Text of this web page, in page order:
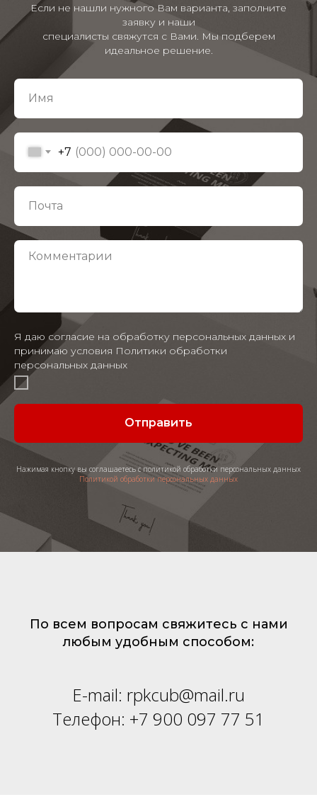
Если не нашли нужного Вам варианта, заполните
заявку и наши
специалисты свяжутся с Вами. Мы подберем
идеальное решение.
+7
Я даю согласие на обработку персональных данных и
принимаю условия Политики обработки
персональных данных
Отправить
Нажимая кнопку вы соглашаетесь с политикой обработки персональных данных
Политикой обработки персональных данных
По всем вопросам свяжитесь с нами
любым удобным способом:
E-mail: rpkcub@mail.ru
Телефон: +7 900 097 77 51